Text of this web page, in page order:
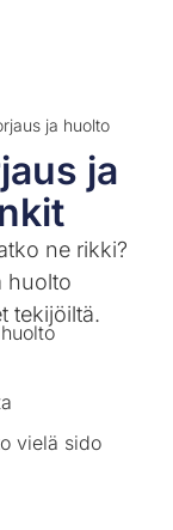
ja huolto
ja
ne rikki?
huolto
tekijöiltä.
vielä sido